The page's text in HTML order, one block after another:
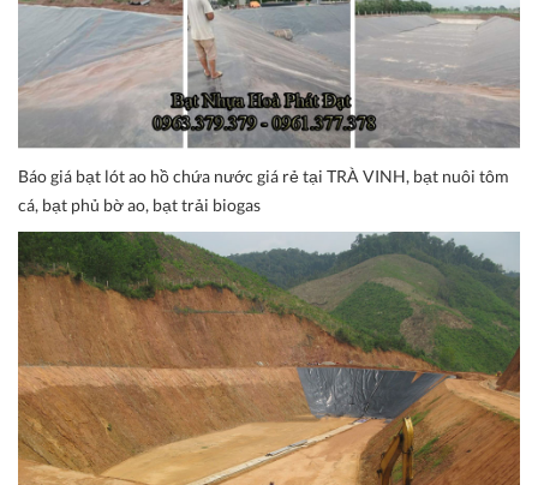
Báo giá bạt lót ao hồ chứa nước giá rẻ tại TRÀ VINH, bạt nuôi tôm
cá, bạt phủ bờ ao, bạt trải biogas